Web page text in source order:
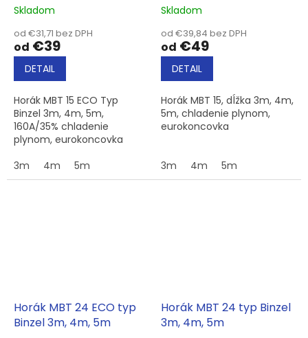
Skladom
od €31,71 bez DPH
od €39
DETAIL
Horák MBT 15 ECO Typ
Binzel 3m, 4m, 5m,
160A/35% chladenie
plynom, eurokoncovka
3m
4m 5m
Skladom
od €39,84 bez DPH
od €49
DETAIL
Horák MBT 15, dĺžka 3m, 4m,
5m, chladenie plynom,
eurokoncovka
3m 4m 5m
Horák MBT 24 ECO typ
Binzel 3m, 4m, 5m
Horák MBT 24 typ Binzel
3m, 4m, 5m